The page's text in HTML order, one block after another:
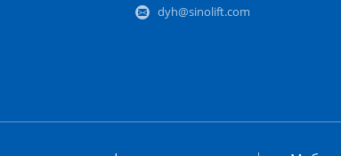
dyh@sinolift.com